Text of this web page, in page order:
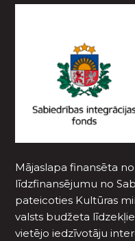
Mājaslapa finansēta
līdzfinansējumu no
pateicoties Kultūras
valsts budžeta
vietējo iedzīvotāju